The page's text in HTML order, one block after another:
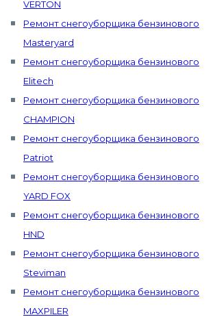
VERTON
Ремонт снегоуборщика бензинового
Masteryard
Ремонт снегоуборщика бензинового
Elitech
Ремонт снегоуборщика бензинового
CHAMPION
Ремонт снегоуборщика бензинового
Patriot
Ремонт снегоуборщика бензинового
YARD FOX
Ремонт снегоуборщика бензинового
HND
Ремонт снегоуборщика бензинового
Steviman
Ремонт снегоуборщика бензинового
MAXPILER